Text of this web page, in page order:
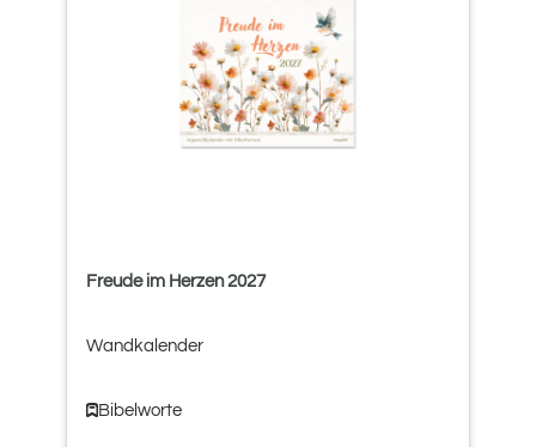
Freude im Herzen 2027
Wandkalender
Bibelworte